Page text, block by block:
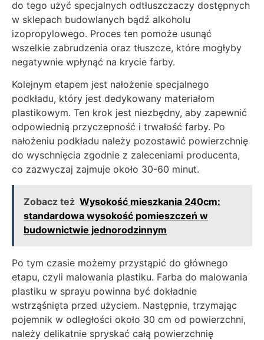
do tego użyć specjalnych odtłuszczaczy dostępnych
w sklepach budowlanych bądź alkoholu
izopropylowego. Proces ten pomoże usunąć
wszelkie zabrudzenia oraz tłuszcze, które mogłyby
negatywnie wpłynąć na krycie farby.
Kolejnym etapem jest nałożenie specjalnego
podkładu, który jest dedykowany materiałom
plastikowym. Ten krok jest niezbędny, aby zapewnić
odpowiednią przyczepność i trwałość farby. Po
nałożeniu podkładu należy pozostawić powierzchnię
do wyschnięcia zgodnie z zaleceniami producenta,
co zazwyczaj zajmuje około 30-60 minut.
Zobacz też Wysokość mieszkania 240cm:
standardowa wysokość pomieszczeń w
budownictwie jednorodzinnym
Po tym czasie możemy przystąpić do głównego
etapu, czyli malowania plastiku. Farba do malowania
plastiku w sprayu powinna być dokładnie
wstrząśnięta przed użyciem. Następnie, trzymając
pojemnik w odległości około 30 cm od powierzchni,
należy delikatnie spryskać całą powierzchnię